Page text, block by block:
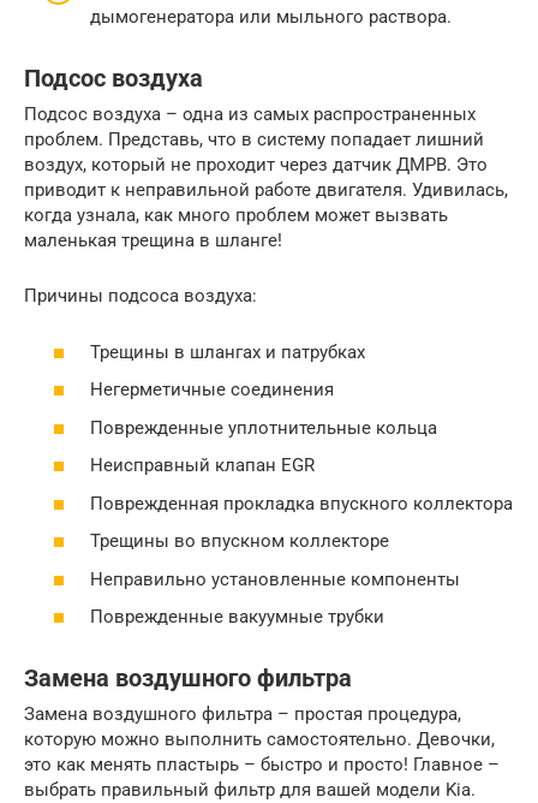
дымогенератора или мыльного раствора.
Подсос воздуха
Подсос воздуха – одна из самых распространенных
проблем. Представь, что в систему попадает лишний
воздух, который не проходит через датчик ДМРВ. Это
приводит к неправильной работе двигателя. Удивилась,
когда узнала, как много проблем может вызвать
маленькая трещина в шланге!
Причины подсоса воздуха:
Трещины в шлангах и патрубках
Негерметичные соединения
Поврежденные уплотнительные кольца
Неисправный клапан EGR
Поврежденная прокладка впускного коллектора
Трещины во впускном коллекторе
Неправильно установленные компоненты
Поврежденные вакуумные трубки
Замена воздушного фильтра
Замена воздушного фильтра – простая процедура,
которую можно выполнить самостоятельно. Девочки,
это как менять пластырь – быстро и просто! Главное –
выбрать правильный фильтр для вашей модели Kia.